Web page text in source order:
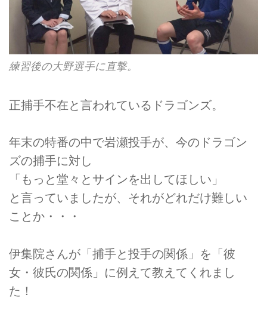
練習後の大野選手に直撃。
正捕手不在と言われているドラゴンズ。
年末の特番の中で岩瀬投手が、今のドラゴン
ズの捕手に対し
「もっと堂々とサインを出してほしい」
と言っていましたが、それがどれだけ難しい
ことか・・・
伊集院さんが「捕手と投手の関係」を「彼
女・彼氏の関係」に例えて教えてくれまし
た！